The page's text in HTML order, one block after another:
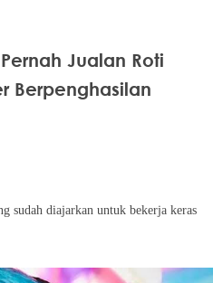
Jualan Roti
Berpenghasilan
sudah diajarkan untuk bekerja keras